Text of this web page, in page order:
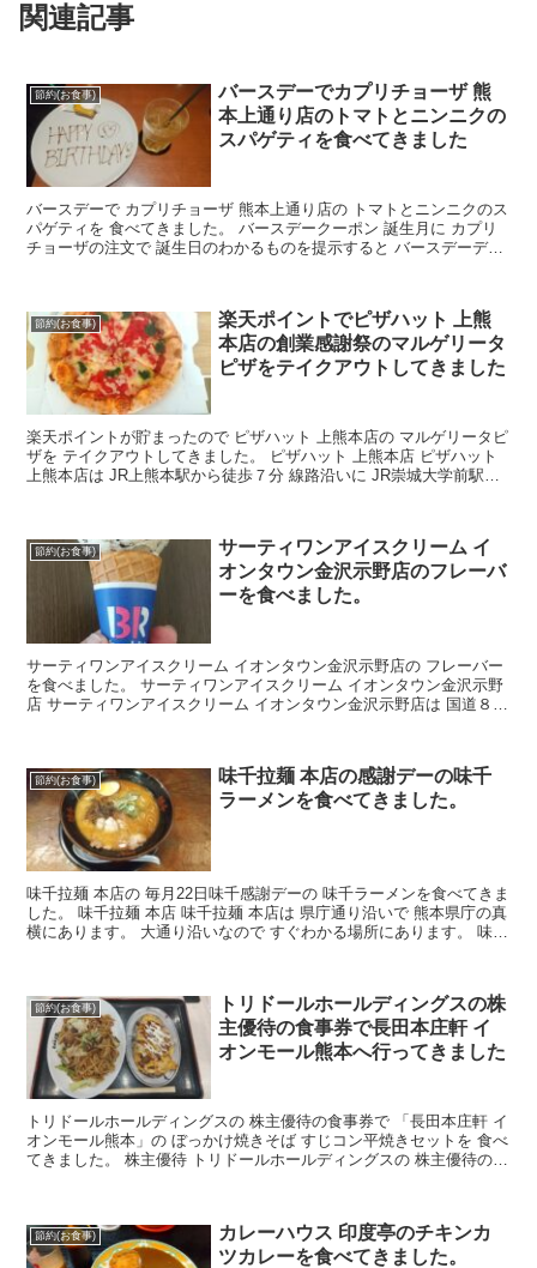
関連記事
節約(お食事)
バースデーでカプリチョーザ 熊
本上通り店のトマトとニンニクの
スパゲティを食べてきました
バースデーで カプリチョーザ 熊本上通り店の トマトとニンニクのス
パゲティを 食べてきました。 バースデークーポン 誕生月に カプリ
チョーザの注文で 誕生日のわかるものを提示すると バースデーデザ
節約(お食事)
楽天ポイントでピザハット 上熊
本店の創業感謝祭のマルゲリータ
ピザをテイクアウトしてきました
楽天ポイントが貯まったので ピザハット 上熊本店の マルゲリータピ
ザを テイクアウトしてきました。 ピザハット 上熊本店 ピザハット
上熊本店は JR上熊本駅から徒歩７分 線路沿いに JR崇城大学前駅方
節約(お食事)
サーティワンアイスクリーム イ
オンタウン金沢示野店のフレーバ
ーを食べました。
サーティワンアイスクリーム イオンタウン金沢示野店の フレーバー
を食べました。 サーティワンアイスクリーム イオンタウン金沢示野
店 サーティワンアイスクリーム イオンタウン金沢示野店は 国道８号
節約(お食事)
味千拉麺 本店の感謝デーの味千
ラーメンを食べてきました。
味千拉麺 本店の 毎月22日味千感謝デーの 味千ラーメンを食べてきま
した。 味千拉麺 本店 味千拉麺 本店は 県庁通り沿いで 熊本県庁の真
横にあります。 大通り沿いなので すぐわかる場所にあります。 味千
節約(お食事)
トリドールホールディングスの株
主優待の食事券で長田本庄軒 イ
オンモール熊本へ行ってきました
トリドールホールディングスの 株主優待の食事券で 「長田本庄軒 イ
オンモール熊本」の ぼっかけ焼きそば すじコン平焼きセットを 食べ
てきました。 株主優待 トリドールホールディングスの 株主優待の食
節約(お食事)
カレーハウス 印度亭のチキンカ
ツカレーを食べてきました。